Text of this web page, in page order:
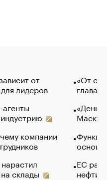
от
лидеров
компании
склады
«От
глава
Маск в
основ
ЕС
нефти